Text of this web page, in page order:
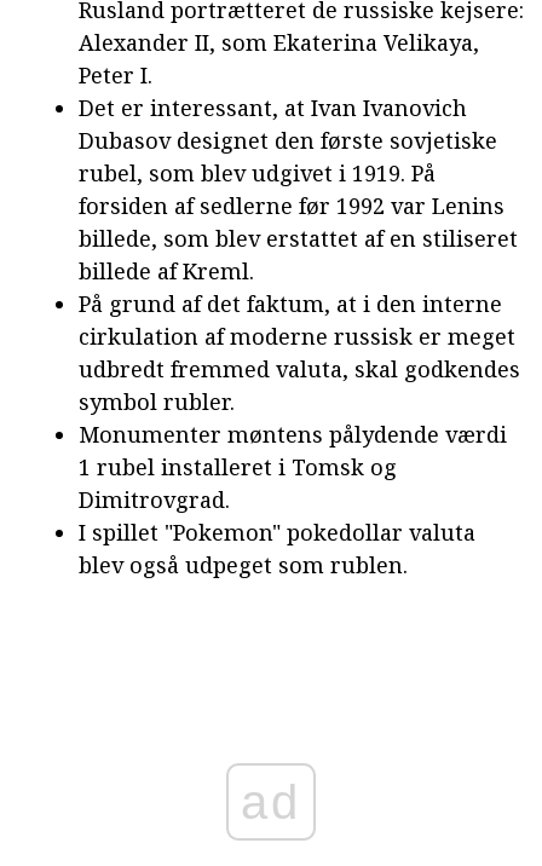
Rusland portrætteret de russiske kejsere:
Alexander II, som Ekaterina Velikaya,
Peter I.
Det er interessant, at Ivan Ivanovich
Dubasov designet den første sovjetiske
rubel, som blev udgivet i 1919. På
forsiden af sedlerne før 1992 var Lenins
billede, som blev erstattet af en stiliseret
billede af Kreml.
På grund af det faktum, at i den interne
cirkulation af moderne russisk er meget
udbredt fremmed valuta, skal godkendes
symbol rubler.
Monumenter møntens pålydende værdi
1 rubel installeret i Tomsk og
Dimitrovgrad.
I spillet "Pokemon" pokedollar valuta
blev også udpeget som rublen.
ad